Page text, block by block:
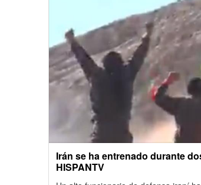
Irán se ha entrenado durante
HISPANTV